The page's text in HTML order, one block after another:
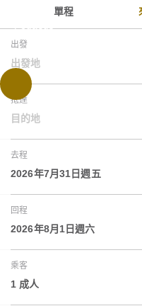
單程
出發
出發地
抵達
目的地
去程
2026年7月31日週五
回程
2026年8月1日週六
乘客
1 成人